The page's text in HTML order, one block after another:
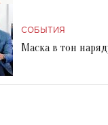
СОБЫТИЯ
Маска в тон